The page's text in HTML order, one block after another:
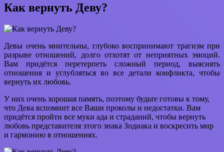
Как вернуть Деву?
Девы очень мнительны, глубоко воспринимают трагизм при
разрыве отношений, долго отхотят от неприятных эмоций.
Вам придётся перетерпеть сложный период, выяснять
отношения и углубляться во все детали конфликта, чтобы
вернуть их любовь.
У них очень хорошая память, поэтому будьте готовы к тому,
что Дева вспомнит все Ваши проколы и недостатки. Вам
придётся пройти все муки ада и страданий, чтобы вернуть
любовь представителя этого знака Зодиака и воскресить мир
и гармонию в отношениях.